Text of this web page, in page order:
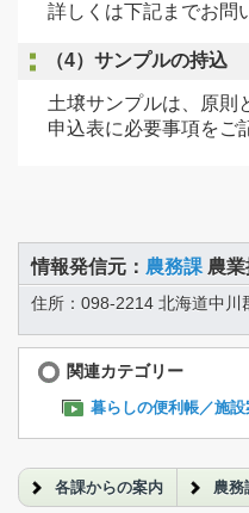
詳しくは下記までお問
（4）サンプルの持込
土壌サンプルは、原則
申込表に必要事項をご
情報発信元： 農務課 農
住所：098-2214 北海道中川
関連カテゴリー
暮らしの便利帳／施設
各課からの案内 農務